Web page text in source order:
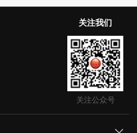
关注我们
关注公众号